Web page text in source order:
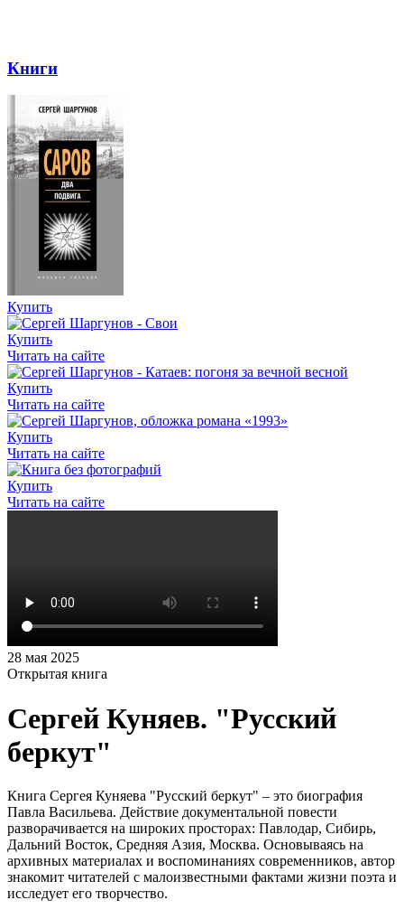
Книги
Купить
Купить
Читать на сайте
Купить
Читать на сайте
Купить
Читать на сайте
Купить
Читать на сайте
28 мая 2025
Открытая книга
Сергей Куняев. "Русский
беркут"
Книга Сергея Куняева "Русский беркут" – это биография
Павла Васильева. Действие документальной повести
разворачивается на широких просторах: Павлодар, Сибирь,
Дальний Восток, Средняя Азия, Москва. Основываясь на
архивных материалах и воспоминаниях современников, автор
знакомит читателей с малоизвестными фактами жизни поэта и
исследует его творчество.